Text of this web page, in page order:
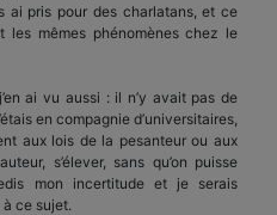
ai pris pour des charlatans, et ce
mêmes phénomènes chez le
ai vu aussi : il n’y avait pas de
en compagnie d’universitaires,
aux lois de la pesanteur ou aux
s’élever, sans qu’on puisse
mon incertitude et je serais
ce sujet.